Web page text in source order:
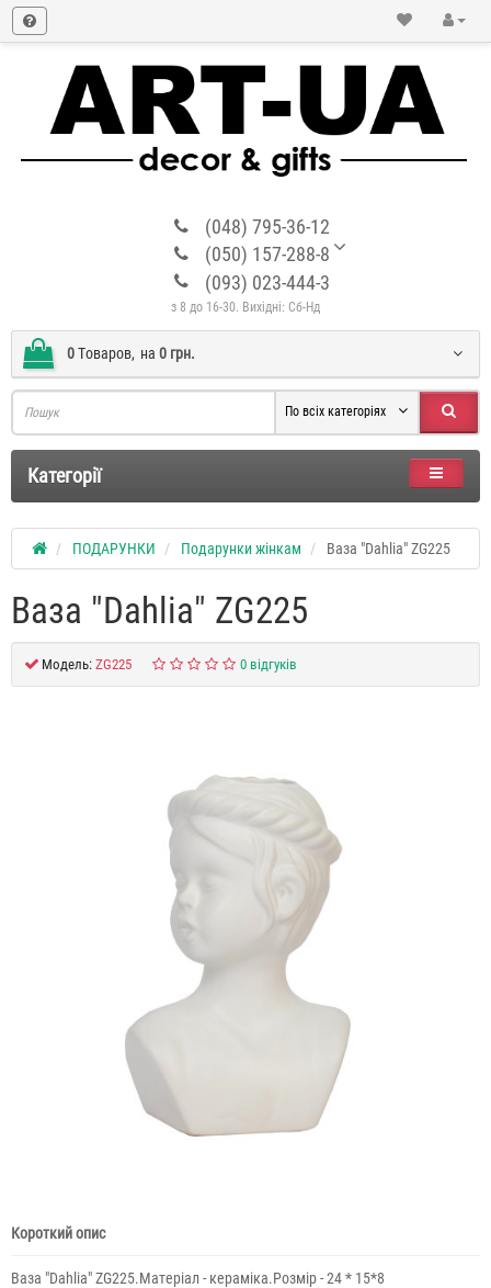
(048) 795-36-12
(050) 157-288-8
(093) 023-444-3
з 8 до 16-30. Вихідні: Сб-Нд
0Tоваров, на 0 грн.
По всіх категоріях
Категорії
ПОДАРУНКИ Подарунки жінкам Ваза "Dahlia" ZG225
Ваза "Dahlia" ZG225
Модель: ZG225 0 відгуків
Короткий опис
Ваза "Dahlia" ZG225.Матеріал - кераміка.Розмір - 24 * 15*8